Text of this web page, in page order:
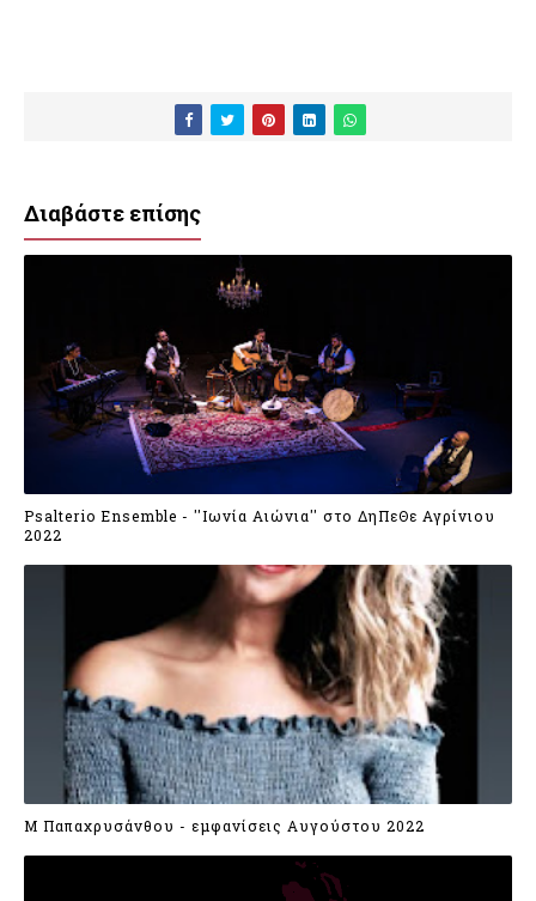
Διαβάστε επίσης
Psalterio Ensemble - ''Ιωνία Αιώνια'' στο ΔηΠεΘε Αγρίνιου
2022
Μ Παπαχρυσάνθου - εμφανίσεις Αυγούστου 2022